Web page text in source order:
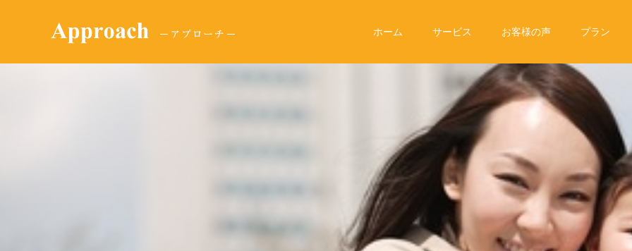
ホーム サービス お客様の声 プラン